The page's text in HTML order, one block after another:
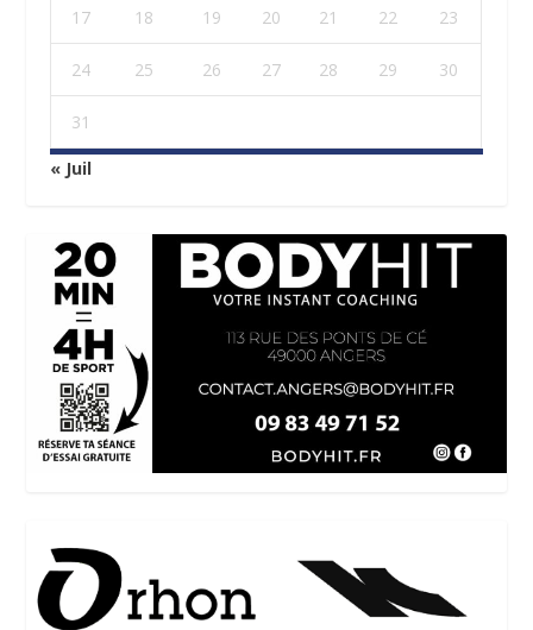
17 18 19 20 21 22 23
24 25 26 27 28 29 30
31
« Juil